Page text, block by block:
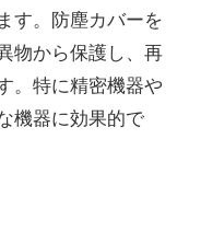
す。防塵カバーを
物から保護し、再
。特に精密機器や
機器に効果的で